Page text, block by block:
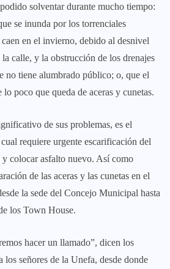
solventar durante mucho tiempo:
se inunda por los torrenciales
caen en el invierno, debido al desnivel
calle, y la obstrucción de los drenajes
no tiene alumbrado público; o, que el
lo poco que queda de aceras y cunetas.
de sus problemas, es el
requiere urgente escarificación del
colocar asfalto nuevo. Así como
de las aceras y las cunetas en el
la sede del Concejo Municipal hasta
los Town House.
hacer un llamado”, dicen los
los señores de la Unefa, desde donde